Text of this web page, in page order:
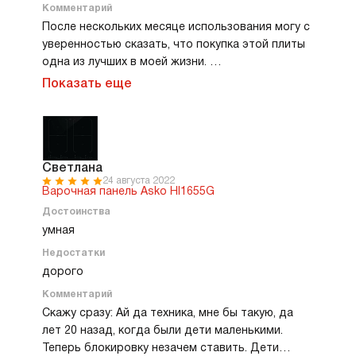
месяца, доволен как слон.
Комментарий
После нескольких месяце использования могу с
уверенностью сказать, что покупка этой плиты
одна из лучших в моей жизни.
Черное стекло с лаконичными зонами нагрева
сенсорное, понятное и отзывчивое —
меня просто поразила. В ней четыре зоны
нагрева, которые быстро разогреваются и
посуды. Очень удобно, когда готовишь
одновременно несколько блюд. А функция
Boost спасает, когда нужно быстро вскипятить
воду — за считанные минуты кастрюля кипит!
Еще одним плюсом стала безопасность. У меня
маленькие племянники часто приходят в гости,
и я переживаю, чтобы они случайно не
обожглись из-за их привычки носиться туда-
Показать еще
Светлана
24 августа 2022
Варочная панель Asko HI1655G
Достоинства
умная
Недостатки
дорого
Комментарий
Скажу сразу: Ай да техника, мне бы такую, да
лет 20 назад, когда были дети маленькими.
Теперь блокировку незачем ставить. Дети